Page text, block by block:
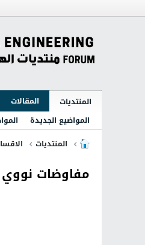
المنتديات المقالات
المواضيع الجديدة
المنتديات
مفاوضات نووي